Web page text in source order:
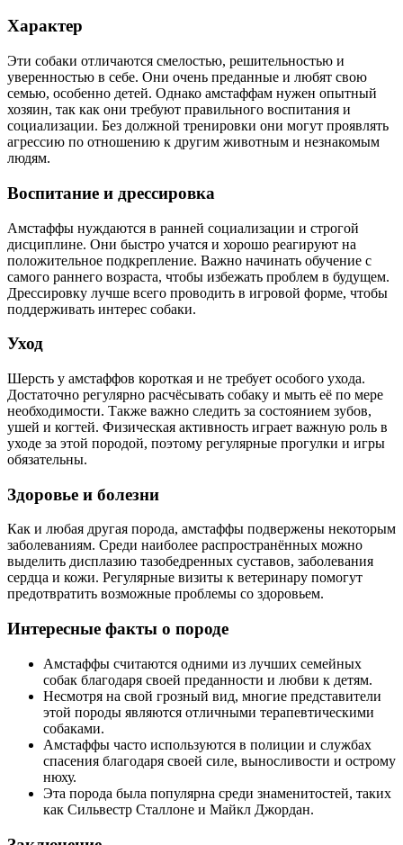
Характер
Эти собаки отличаются смелостью, решительностью и
уверенностью в себе. Они очень преданные и любят свою
семью, особенно детей. Однако амстаффам нужен опытный
хозяин, так как они требуют правильного воспитания и
социализации. Без должной тренировки они могут проявлять
агрессию по отношению к другим животным и незнакомым
людям.
Воспитание и дрессировка
Амстаффы нуждаются в ранней социализации и строгой
дисциплине. Они быстро учатся и хорошо реагируют на
положительное подкрепление. Важно начинать обучение с
самого раннего возраста, чтобы избежать проблем в будущем.
Дрессировку лучше всего проводить в игровой форме, чтобы
поддерживать интерес собаки.
Уход
Шерсть у амстаффов короткая и не требует особого ухода.
Достаточно регулярно расчёсывать собаку и мыть её по мере
необходимости. Также важно следить за состоянием зубов,
ушей и когтей. Физическая активность играет важную роль в
уходе за этой породой, поэтому регулярные прогулки и игры
обязательны.
Здоровье и болезни
Как и любая другая порода, амстаффы подвержены некоторым
заболеваниям. Среди наиболее распространённых можно
выделить дисплазию тазобедренных суставов, заболевания
сердца и кожи. Регулярные визиты к ветеринару помогут
предотвратить возможные проблемы со здоровьем.
Интересные факты о породе
Амстаффы считаются одними из лучших семейных
собак благодаря своей преданности и любви к детям.
Несмотря на свой грозный вид, многие представители
этой породы являются отличными терапевтическими
собаками.
Амстаффы часто используются в полиции и службах
спасения благодаря своей силе, выносливости и острому
нюху.
Эта порода была популярна среди знаменитостей, таких
как Сильвестр Сталлоне и Майкл Джордан.